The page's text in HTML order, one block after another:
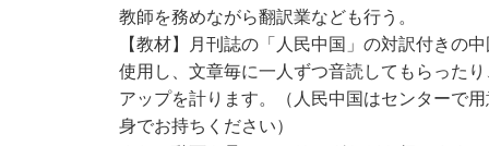
教師を務めながら翻訳業なども行う。
【教材】月刊誌の「人民中国」の対訳付きの
使用し、文章毎に一人ずつ音読してもらった
アップを計ります。（人民中国はセンターで
身でお持ちください）